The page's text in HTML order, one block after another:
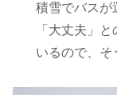
積雪でバスが
「大丈夫」
いるので、そ